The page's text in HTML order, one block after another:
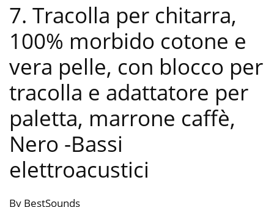
7. Tracolla per chitarra,
100% morbido cotone e
vera pelle, con blocco per
tracolla e adattatore per
paletta, marrone caffè,
Nero -Bassi
elettroacustici
By BestSounds